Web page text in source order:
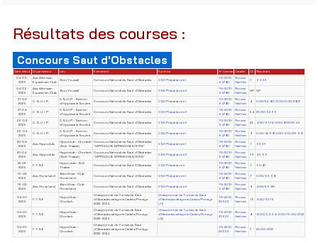
Résultats des courses :
Concours Saut d'Obstacles
Date début Organisateur Lieu Evènement Epreuve N° License Cavalier Clt
Résultats
04-05-
2025
Ass. Alforssan
Equestrian Club
Borj Youssef Concours National de Saut d'Obstacles CSO Préparatoire I
TN-2010-
64780
Rouissi
Haithem
7 59.33
04-05-
2025
Ass. Alforssan
Equestrian Club
Borj Youssef Concours National de Saut d'Obstacles CSO Préparatoire II
TN-2010-
64780
Rouissi
Haithem
NP NP
27-04-
2025
C. S. U. I .P
C.S.U.I.P - Section
d'hippisme la Soukra
Concours National de Saut d'Obstacles CSO Préparatoire I
TN-2010-
64780
Rouissi
Haithem
4 0.00/33.85/0.00/0.00/28.27
27-04-
2025
C. S. U. I .P
C.S.U.I.P - Section
d'hippisme la Soukra
Concours National de Saut d'Obstacles CSO Préparatoire II
TN-2010-
64780
Rouissi
Haithem
34 20.00/52.66
26-04-
2025
C. S. U. I .P
C.S.U.I.P - Section
d'hippisme la Soukra.
Concours National de Saut d'Obstacles CSO Préparatoire II
TN-2010-
64780
Rouissi
Haithem
23 4.00/51.74/4.00/8.00/27.49
26-04-
2025
C. S. U. I .P
C.S.U.I.P - Section
d'hippisme la Soukra.
Concours National de Saut d'Obstacles CSO Préparatoire I
TN-2010-
64780
Rouissi
Haithem
9 0.00/42.68/4.00/4.00/26.58
20-04-
2025
Ass. Hippoclub
Hippoclub - Chorfech
(Sidi-Thabet)
Concours National de Saut d'Obstacles
"HIPPOCLUB SPRING MASTERS"
CSO Préparatoire I
TN-2010-
64780
Rouissi
Haithem
1 53.07
20-04-
2025
Ass. Hippoclub
Hippoclub - Chorfech
(Sidi-Thabet)
Concours National de Saut d'Obstacles
"HIPPOCLUB SPRING MASTERS"
CSO Préparatoire II
TN-2010-
64780
Rouissi
Haithem
19 45.55
22-03-
2025
F.T.S.E
Hippo club–Sidi
Thabet
Concours National de Saut D'Obstacles CSO Préparatoire
TN-2010-
64780
Rouissi
Haithem
1 50.87
16-02-
2025
Ass. Horse Land
Béni Khiar- Club
Horse Land
Concours National de Saut d'Obstacles CSO Préparatoire I
TN-2010-
64780
Rouissi
Haithem
7 0.00/53.68
16-02-
2025
Ass. Horse Land
Béni Khiar- Club
Horse Land
Concours National de Saut d'Obstacles CSO Préparatoire II
TN-2010-
64780
Rouissi
Haithem
9 4.00/36.86
04-01-
2025
F.T.S.E
HippoClub –
Chorfech
Championnat de Tunisie de Saut
d'Obstacles catégorie Cadets/Poneys
2023-2024
Championnat de Tunisie de Saut
d'Obstacles catégorie Cadets/Poneys
(J1)
TN-2010-
20532
Rouissi
Haithem
15 4.00/52.75
04-01-
2025
F.T.S.E
HippoClub –
Chorfech
Championnat de Tunisie de Saut
d'Obstacles catégorie Cadets/Poneys
2023-2024
Championnat de Tunisie de Saut
d'Obstacles catégorie Cadets/Poneys
(J2)
TN-2010-
20532
Rouissi
Haithem
8 12.00/54.94/4.00/16.00/47.22
04-01-
2025
F.T.S.E
HippoClub –
Chorfech
Championnat de Tunisie de Saut
d'Obstacles catégorie Cadets/Poneys
2023-2024
TN-2010-
20532
Rouissi
Haithem
7 20.00/47.22